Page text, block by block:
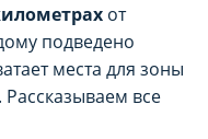
от
подведено
места для зоны
все